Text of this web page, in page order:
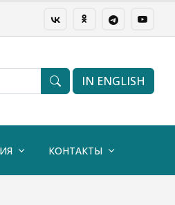
IN ENGLISH
КОНТАКТЫ